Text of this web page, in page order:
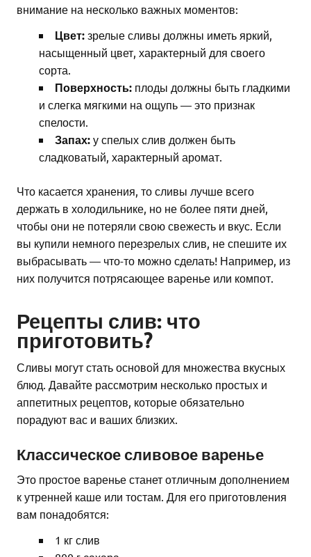
внимание на несколько важных моментов:
Цвет: зрелые сливы должны иметь яркий,
насыщенный цвет, характерный для своего
сорта.
Поверхность: плоды должны быть гладкими
и слегка мягкими на ощупь — это признак
спелости.
Запах: у спелых слив должен быть
сладковатый, характерный аромат.
Что касается хранения, то сливы лучше всего
держать в холодильнике, но не более пяти дней,
чтобы они не потеряли свою свежесть и вкус. Если
вы купили немного перезрелых слив, не спешите их
выбрасывать — что-то можно сделать! Например, из
них получится потрясающее варенье или компот.
Рецепты слив: что
приготовить?
Сливы могут стать основой для множества вкусных
блюд. Давайте рассмотрим несколько простых и
аппетитных рецептов, которые обязательно
порадуют вас и ваших близких.
Классическое сливовое варенье
Это простое варенье станет отличным дополнением
к утренней каше или тостам. Для его приготовления
вам понадобятся:
1 кг слив